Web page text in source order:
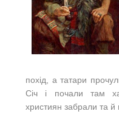
похід, а татари
Січ і почали там
християн забрали та й